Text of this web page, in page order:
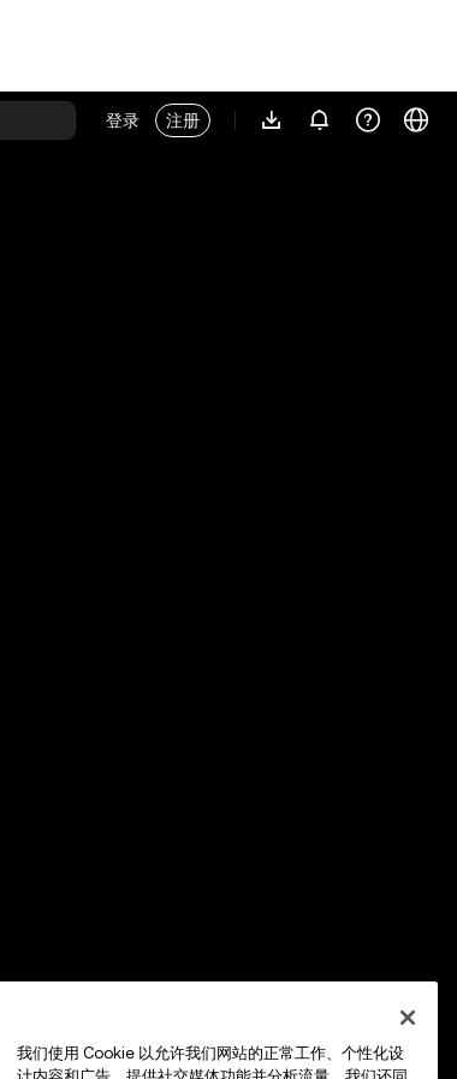
登录 注册
我们使用 Cookie 以允许我们网站的正常工作、个性化设